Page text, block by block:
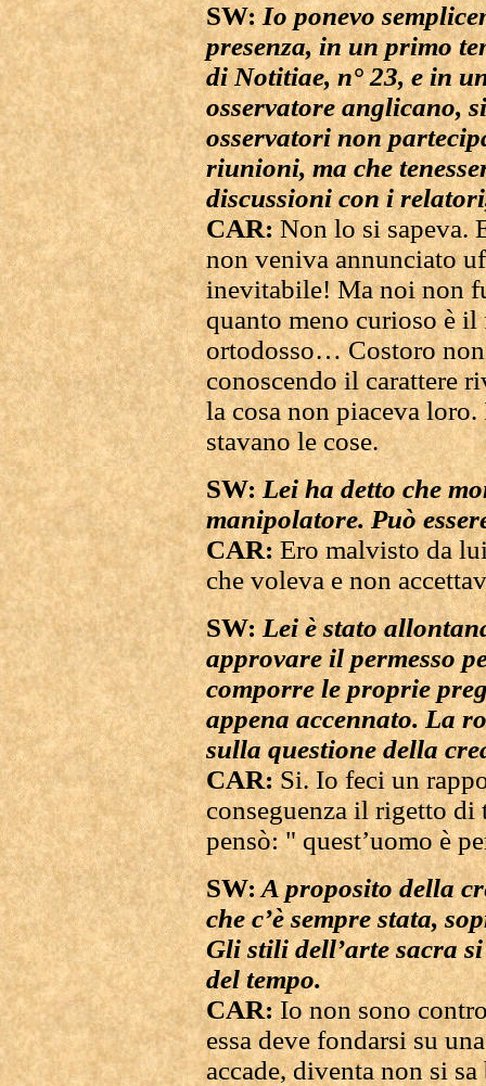
SW:Io ponevo
presenza, in un primo
di Notitiae, n° 23, e in
osservatore anglicano,
osservatori non
riunioni, ma che
discussioni con i
CAR:Non lo si sapeva.
non veniva annunciato
inevitabile! Ma noi non
quanto meno curioso è
ortodosso… Costoro
conoscendo il carattere
la cosa non piaceva
stavano le cose.
SW:Lei ha detto che
manipolatore. Può
CAR:Ero malvisto da
che voleva e non
SW:Lei è stato
approvare il permesso
comporre le proprie
appena accennato. La
sulla questione della
CAR:Si. Io feci un
conseguenza il rigetto
pensò: " quest’uomo è
SW:A proposito della
che c’è sempre stata,
Gli stili dell’arte sacra
del tempo.
CAR:Io non sono
essa deve fondarsi su
accade, diventa non si sa